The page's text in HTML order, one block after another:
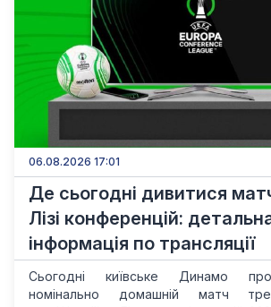
06.08.2026 17:01
Де сьогодні дивитися
Лізі конференцій:
інформація по трансляції
Сьогодні київське Динамо
номінально домашній матч